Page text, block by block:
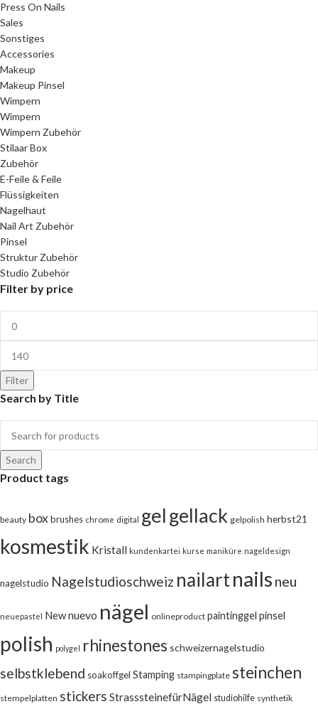
Press On Nails
Sales
Sonstiges
Accessories
Makeup
Makeup Pinsel
Wimpern
Wimpern
Wimpern Zubehör
Stilaar Box
Zubehör
E-Feile & Feile
Flüssigkeiten
Nagelhaut
Nail Art Zubehör
Pinsel
Struktur Zubehör
Studio Zubehör
Filter by price
Filter
Search by Title
Search
Product tags
beauty boxbrushes chrome digital gelgellack gelpolish herbst21
kosmestik Kristall kundenkartei kurse maniküre nageldesign
nagelstudio Nagelstudioschweiz nailartnails neu
neuepastel Newnuevo nägel onlineproduct paintinggel pinsel
polish polygel rhinestones schweizernagelstudio
selbstklebend soakoffgel Stamping stampingplate steinchen
stempelplatten stickers StrasssteinefürNägel studiohilfe synthetik